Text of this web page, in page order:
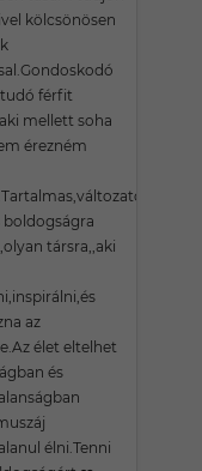
kölcsönösen
férfit
mellett soha
érezném
boldogságra
társra,,aki
az
élet eltelhet
és
élni.Tenni